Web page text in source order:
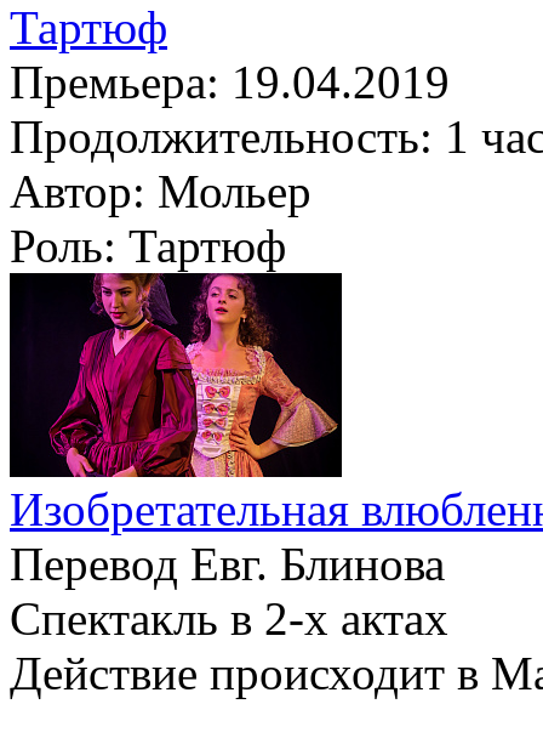
Тартюф
Премьера: 19.04.2019
Продолжительность: 1
Автор: Мольер
Роль: Тартюф
Изобретательная
Перевод Евг. Блинова
Спектакль в 2-х актах
Действие происходит в